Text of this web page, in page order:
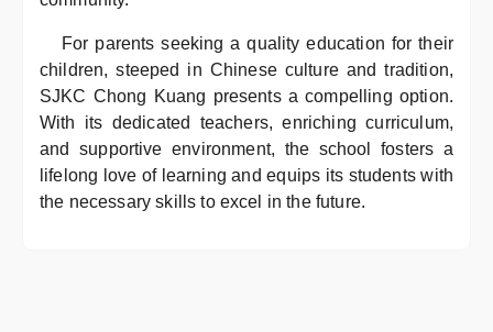
For parents seeking a quality education for their
children, steeped in Chinese culture and tradition,
SJKC Chong Kuang presents a compelling option.
With its dedicated teachers, enriching curriculum,
and supportive environment, the school fosters a
lifelong love of learning and equips its students with
the necessary skills to excel in the future.